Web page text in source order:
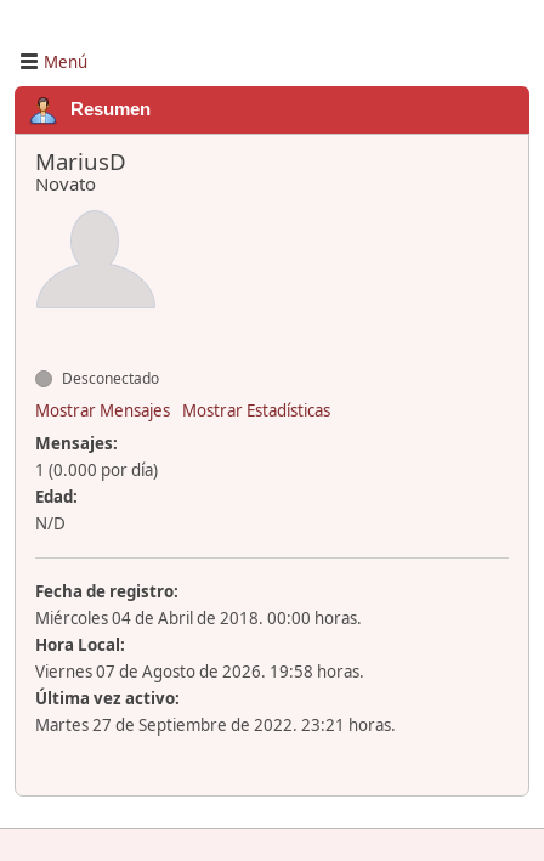
Menú
Resumen
MariusD
Novato
Desconectado
Mostrar Mensajes
Mostrar Estadísticas
Mensajes:
1 (0.000 por día)
Edad:
N/D
Fecha de registro:
Miércoles 04 de Abril de 2018. 00:00 horas.
Hora Local:
Viernes 07 de Agosto de 2026. 19:58 horas.
Última vez activo:
Martes 27 de Septiembre de 2022. 23:21 horas.